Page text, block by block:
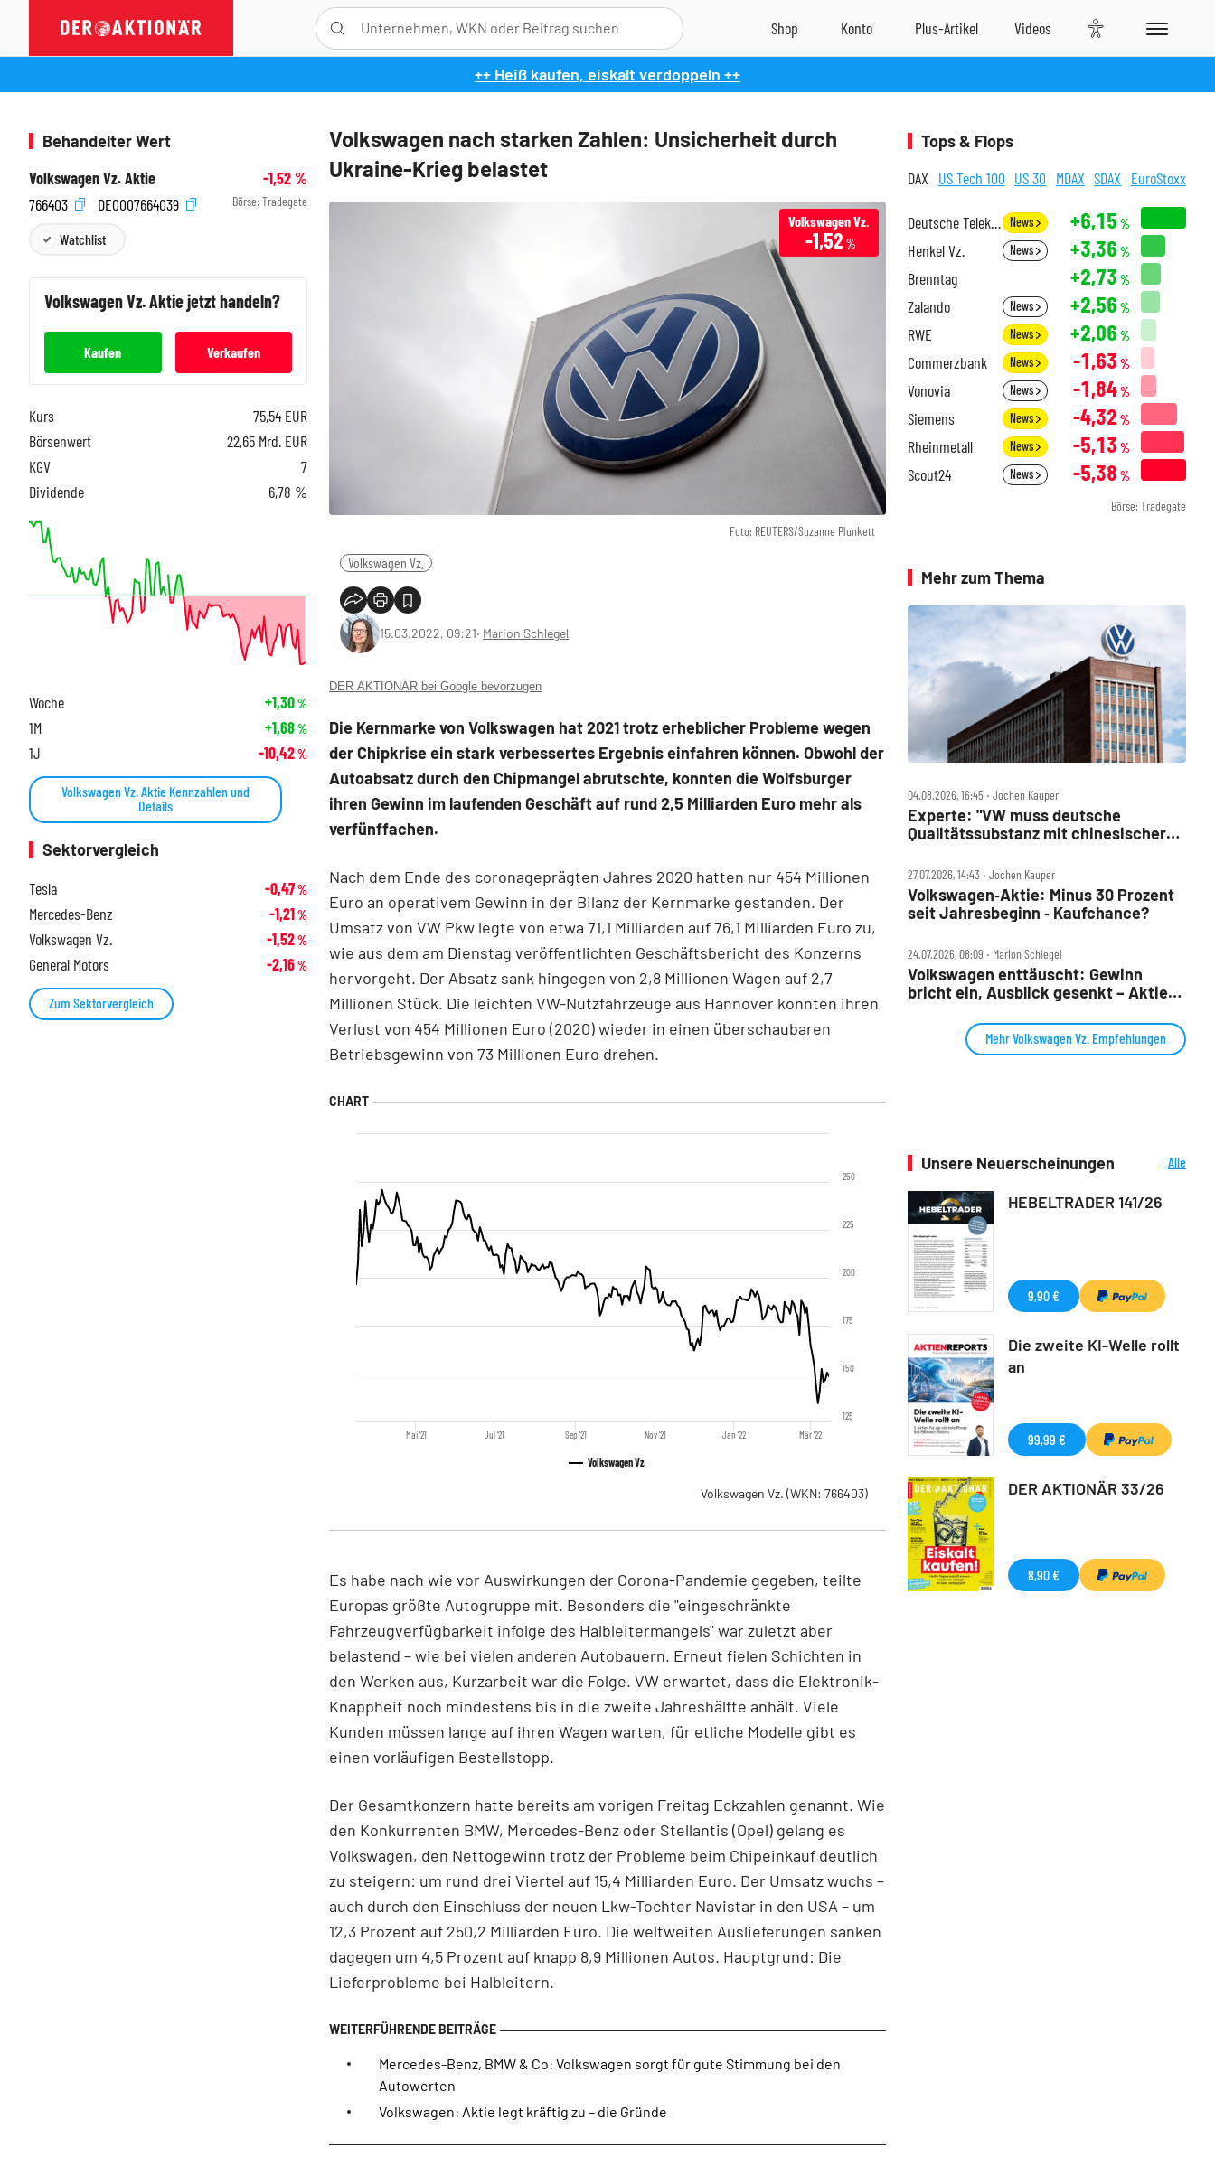
++ Heiß kaufen, eiskalt verdoppeln ++
Volkswagen nach starken Zahlen: Unsicherheit durch
Ukraine-Krieg belastet
Foto: REUTERS/Suzanne Plunkett
Volkswagen Vz.
-1,52%
Volkswagen Vz.
15.03.2022, 09:21‧ Marion Schlegel
DER AKTIONÄR bei Google bevorzugen
Die Kernmarke von Volkswagen hat 2021 trotz erheblicher Probleme wegen
der Chipkrise ein stark verbessertes Ergebnis einfahren können. Obwohl der
Autoabsatz durch den Chipmangel abrutschte, konnten die Wolfsburger
ihren Gewinn im laufenden Geschäft auf rund 2,5 Milliarden Euro mehr als
verfünffachen.
Nach dem Ende des coronageprägten Jahres 2020 hatten nur 454 Millionen
Euro an operativem Gewinn in der Bilanz der Kernmarke gestanden. Der
Umsatz von VW Pkw legte von etwa 71,1 Milliarden auf 76,1 Milliarden Euro zu,
wie aus dem am Dienstag veröffentlichten Geschäftsbericht des Konzerns
hervorgeht. Der Absatz sank hingegen von 2,8 Millionen Wagen auf 2,7
Millionen Stück. Die leichten VW-Nutzfahrzeuge aus Hannover konnten ihren
Verlust von 454 Millionen Euro (2020) wieder in einen überschaubaren
Betriebsgewinn von 73 Millionen Euro drehen.
Volkswagen Vz.
Mai '21 Jul '21 Sep '21 Nov '21 Jan '22 Mär '22
125
150
175
200
225
250
Volkswagen Vz. (WKN: 766403)
Es habe nach wie vor Auswirkungen der Corona-Pandemie gegeben, teilte
Europas größte Autogruppe mit. Besonders die "eingeschränkte
Fahrzeugverfügbarkeit infolge des Halbleitermangels" war zuletzt aber
belastend – wie bei vielen anderen Autobauern. Erneut fielen Schichten in
den Werken aus, Kurzarbeit war die Folge. VW erwartet, dass die Elektronik-
Knappheit noch mindestens bis in die zweite Jahreshälfte anhält. Viele
Kunden müssen lange auf ihren Wagen warten, für etliche Modelle gibt es
einen vorläufigen Bestellstopp.
Der Gesamtkonzern hatte bereits am vorigen Freitag Eckzahlen genannt. Wie
den Konkurrenten BMW, Mercedes-Benz oder Stellantis (Opel) gelang es
Volkswagen, den Nettogewinn trotz der Probleme beim Chipeinkauf deutlich
zu steigern: um rund drei Viertel auf 15,4 Milliarden Euro. Der Umsatz wuchs –
auch durch den Einschluss der neuen Lkw-Tochter Navistar in den USA – um
12,3 Prozent auf 250,2 Milliarden Euro. Die weltweiten Auslieferungen sanken
dagegen um 4,5 Prozent auf knapp 8,9 Millionen Autos. Hauptgrund: Die
Lieferprobleme bei Halbleitern.
Mercedes-Benz, BMW & Co: Volkswagen sorgt für gute Stimmung bei den
Autowerten
Volkswagen: Aktie legt kräftig zu – die Gründe
Behandelter Wert
Volkswagen Vz. Aktie
-1,52%
766403
DE0007664039 Börse: Tradegate
Watchlist
Volkswagen Vz.Aktie jetzt handeln?
Kaufen Verkaufen
Kurs 75,54 EUR
Börsenwert
22,65 Mrd. EUR
KGV
7
Dividende
6,78 %
Woche +1,30%
1M +1,68%
1J -10,42%
Volkswagen Vz. Aktie Kennzahlen und
Details
Sektorvergleich
Tesla
-0,47%
Mercedes-Benz -1,21%
Volkswagen Vz. -1,52%
General Motors -2,16%
Zum Sektorvergleich
Tops & Flops
DAX US Tech 100 US 30 MDAX SDAX EuroStoxx
Deutsche Telekom News +6,15 %
Henkel Vz. News +3,36 %
Brenntag +2,73 %
Zalando News +2,56 %
RWE News +2,06 %
Commerzbank News -1,63 %
Vonovia News -1,84%
Siemens News -4,32 %
Rheinmetall News -5,13 %
Scout24 News -5,38 %
Börse: Tradegate
Mehr zum Thema
04.08.2026, 16:45 ‧ Jochen Kauper
Experte: "VW muss deutsche
Qualitätssubstanz mit chinesischer
verbinden"
27.07.2026, 14:43 ‧ Jochen Kauper
Volkswagen‑Aktie: Minus 30 Prozent
seit Jahresbeginn ‑ Kaufchance?
24.07.2026, 08:09 ‧ Marion Schlegel
Volkswagen enttäuscht: Gewinn
bricht ein, Ausblick gesenkt – Aktie
Mehr Volkswagen Vz. Empfehlungen
Unsere Neuerscheinungen
Alle
HEBELTRADER 141/26
9,90 €
Die zweite KI-Welle rollt
an
99,99 €
DER AKTIONÄR 33/26
8,90 €